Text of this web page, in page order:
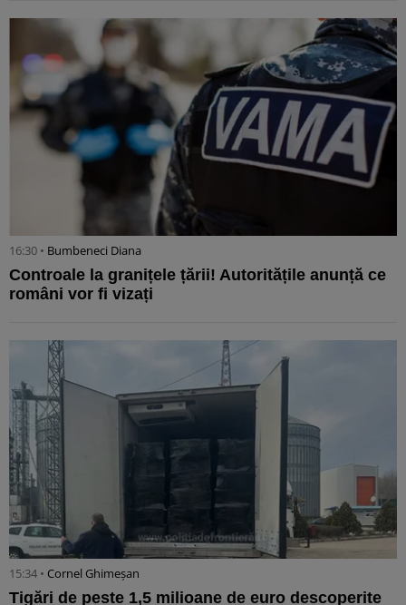
16:30 • Bumbeneci Diana
Controale la granițele țării! Autoritățile anunță ce
români vor fi vizați
15:34 • Cornel Ghimeșan
Tigări de peste 1,5 milioane de euro descoperite